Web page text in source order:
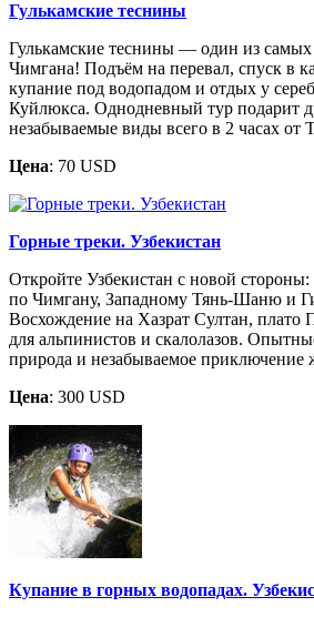
Гулькамские теснины
Гулькамские теснины — один из
Чимгана! Подъём на перевал, спуск в
купание под водопадом и отдых у
Куйлюкса. Однодневный тур подарит
незабываемые виды всего в 2 часах от
Цена: 70 USD
Горные треки. Узбекистан
Откройте Узбекистан с новой
по Чимгану, Западному Тянь-Шаню и
Восхождение на Хазрат Султан, плато
для альпинистов и скалолазов.
природа и незабываемое приключение
Цена: 300 USD
Купание в горных водопадах.